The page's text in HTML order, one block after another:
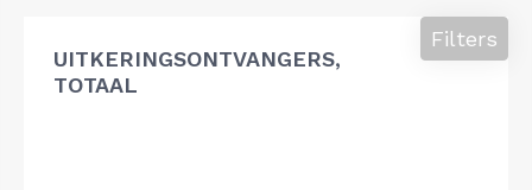
UITKERINGSONTVANGERS,
TOTAAL
Filters